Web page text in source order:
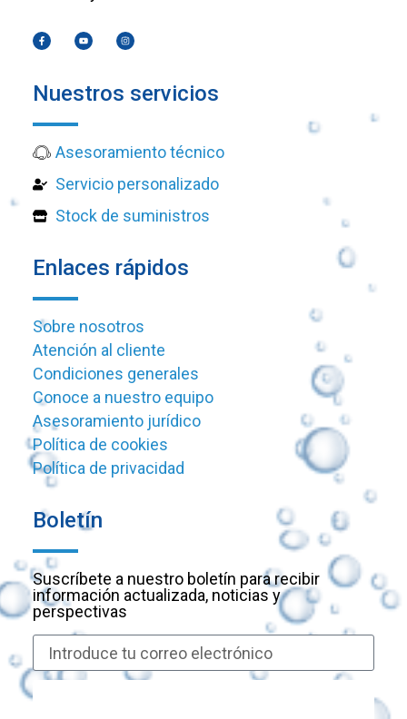
Nuestros servicios
Asesoramiento técnico
Servicio personalizado
Stock de suministros
Enlaces rápidos
Sobre nosotros
Atención al cliente
Condiciones generales
Conoce a nuestro equipo
Asesoramiento jurídico
Política de cookies
Política de privacidad
Boletín
Suscríbete a nuestro boletín para recibir
información actualizada, noticias y
perspectivas